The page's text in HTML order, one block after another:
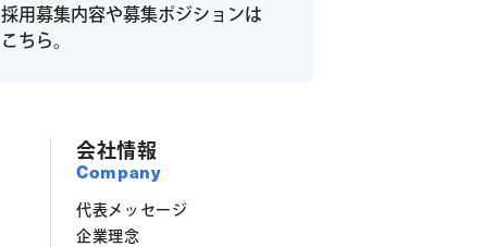
採用募集内容や募集ポジションは
こちら。
会社情報
Company
代表メッセージ
企業理念